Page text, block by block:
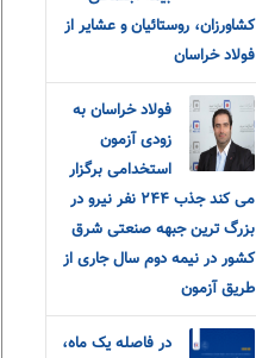
کشاورزان، روستائیان و عشایر از
فولاد خراسان
فولاد خراسان به
زودی آزمون
استخدامی برگزار
می کند جذب ٢۴۴ نفر نیرو در
بزرگ ترین جبهه صنعتی شرق
کشور در نیمه دوم سال جاری از
طریق آزمون
در فاصله یک ماه،